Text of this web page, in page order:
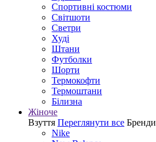
Спортивні костюми
Світшоти
Светри
Худі
Штани
Футболки
Шорти
Термокофти
Термоштани
Білизна
Жіноче
Взуття Переглянути все Бренди
Nike